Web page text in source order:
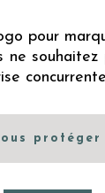
pour
ne